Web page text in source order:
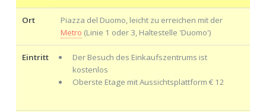
Ort
Piazza del Duomo, leicht zu erreichen mit der
Metro (Linie 1 oder 3, Haltestelle 'Duomo')
Eintritt
Der Besuch des Einkaufszentrums ist
kostenlos
Oberste Etage mit Aussichtsplattform € 12